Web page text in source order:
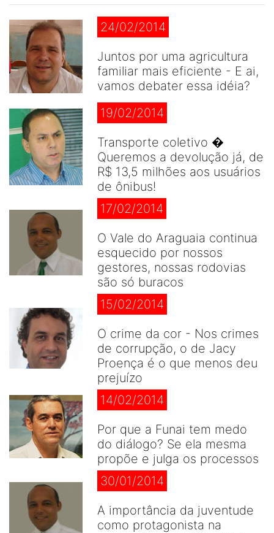
24/02/2014
Juntos por uma agricultura
familiar mais eficiente - E ai,
vamos debater essa idéia?
19/02/2014
Transporte coletivo �
Queremos a devolução já, de
R$ 13,5 milhões aos usuários
de ônibus!
17/02/2014
O Vale do Araguaia continua
esquecido por nossos
gestores, nossas rodovias
são só buracos
15/02/2014
O crime da cor - Nos crimes
de corrupção, o de Jacy
Proença é o que menos deu
prejuízo
14/02/2014
Por que a Funai tem medo
do diálogo? Se ela mesma
propõe e julga os processos
30/01/2014
A importância da juventude
como protagonista na